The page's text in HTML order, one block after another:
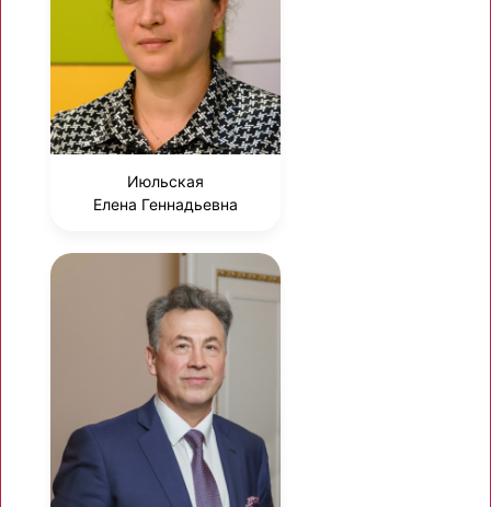
Июльская
Елена Геннадьевна